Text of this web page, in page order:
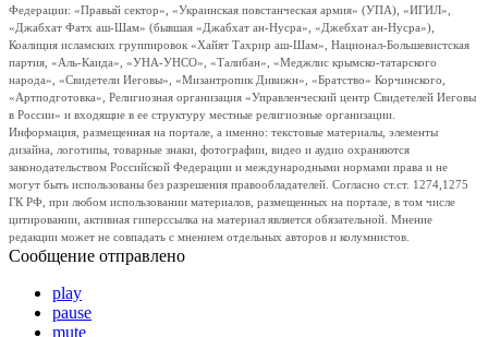
Федерации: «Правый сектор», «Украинская повстанческая армия» (УПА), «ИГИЛ»,
«Джабхат Фатх аш-Шам» (бывшая «Джабхат ан-Нусра», «Джебхат ан-Нусра»),
Коалиция исламских группировок «Хайят Тахрир аш-Шам», Национал-Большевистская
партия, «Аль-Каида», «УНА-УНСО», «Талибан», «Меджлис крымско-татарского
народа», «Свидетели Иеговы», «Мизантропик Дивижн», «Братство» Корчинского,
«Артподготовка», Религиозная организация «Управленческий центр Свидетелей Иеговы
в России» и входящие в ее структуру местные религиозные организации.
Информация, размещенная на портале, а именно: текстовые материалы, элементы
дизайна, логотипы, товарные знаки, фотографии, видео и аудио охраняются
законодательством Российской Федерации и международными нормами права и не
могут быть использованы без разрешения правообладателей. Согласно ст.ст. 1274,1275
ГК РФ, при любом использовании материалов, размещенных на портале, в том числе
цитировании, активная гиперссылка на материал является обязательной. Мнение
редакции может не совпадать с мнением отдельных авторов и колумнистов.
Сообщение отправлено
play
pause
mute